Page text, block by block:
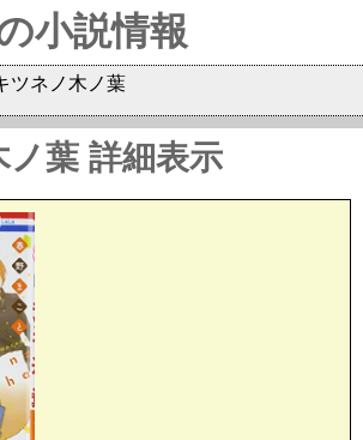
小説情報
ツネノ木ノ葉
葉 詳細表示